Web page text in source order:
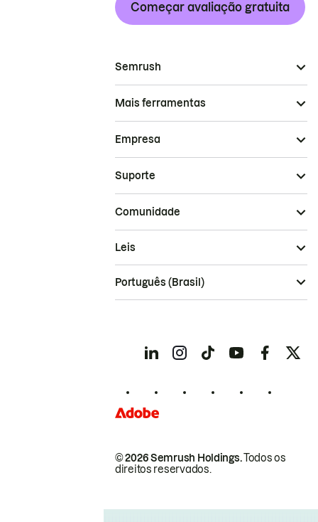
Começar avaliação gratuita
Semrush
Mais ferramentas
Empresa
Suporte
Comunidade
© 2026 Semrush Holdings.Todos os
direitos reservados.
Leis
Português (Brasil)